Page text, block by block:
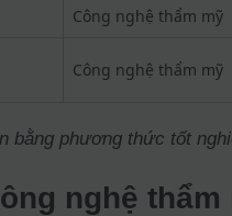
Công nghệ thẩm mỹ
Công nghệ thẩm mỹ
bằng phương thức tốt
nghệ thẩm